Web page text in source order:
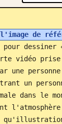
de
pour dessiner
vidéo prise
une
un
dans le